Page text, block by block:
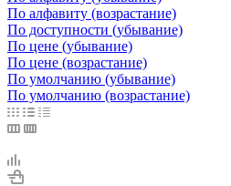
По алфавиту (возрастание)
По доступности (убывание)
По цене (убывание)
По цене (возрастание)
По умолчанию (убывание)
По умолчанию (возрастание)